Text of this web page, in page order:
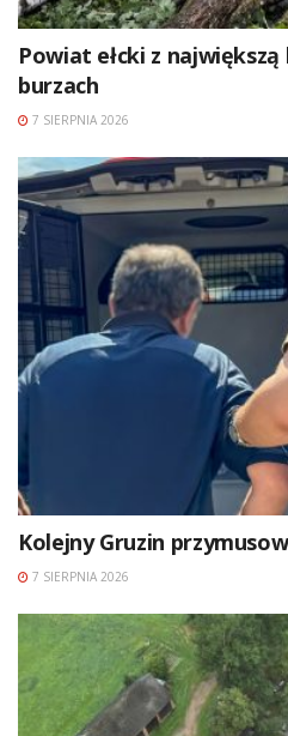
Powiat ełcki z
burzach
7 SIERPNIA 2026
Kolejny Gruzin
7 SIERPNIA 2026